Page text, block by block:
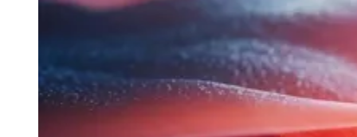
Negócios Regionais
Parques & Represas
Cidades da Região
Santana de Parnaíba
Osasco Carapicuíba JandiraItapevi CotiaPirapora